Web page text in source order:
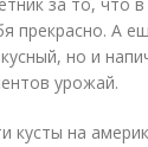
прекрасно. А
но и
урожай.
кусты на